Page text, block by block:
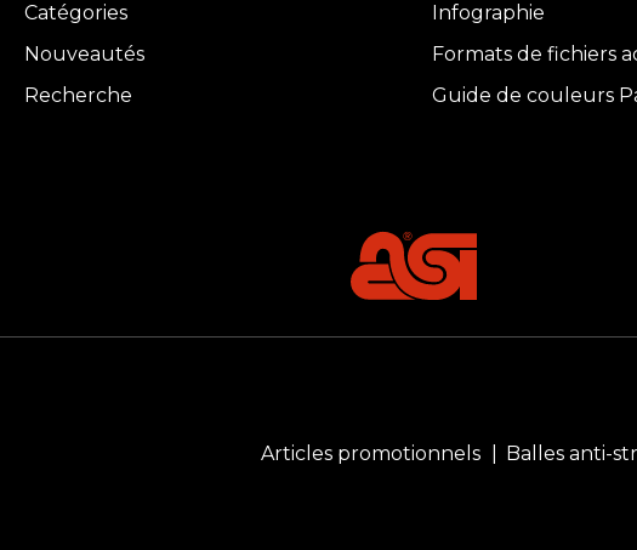
Catégories
Nouveautés
Recherche
Infographie
Formats de fichiers
Guide de couleurs
Articles promotionnels Balles anti-